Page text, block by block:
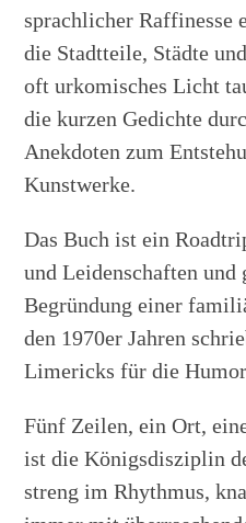
sprachlicher Raffinesse
die Stadtteile, Städte
oft urkomisches Licht
die kurzen Gedichte
Anekdoten zum
Kunstwerke.
Das Buch ist ein
und Leidenschaften und
Begründung einer
den 1970er Jahren
Limericks für die
Fünf Zeilen, ein Ort,
ist die Königsdisziplin
streng im Rhythmus,